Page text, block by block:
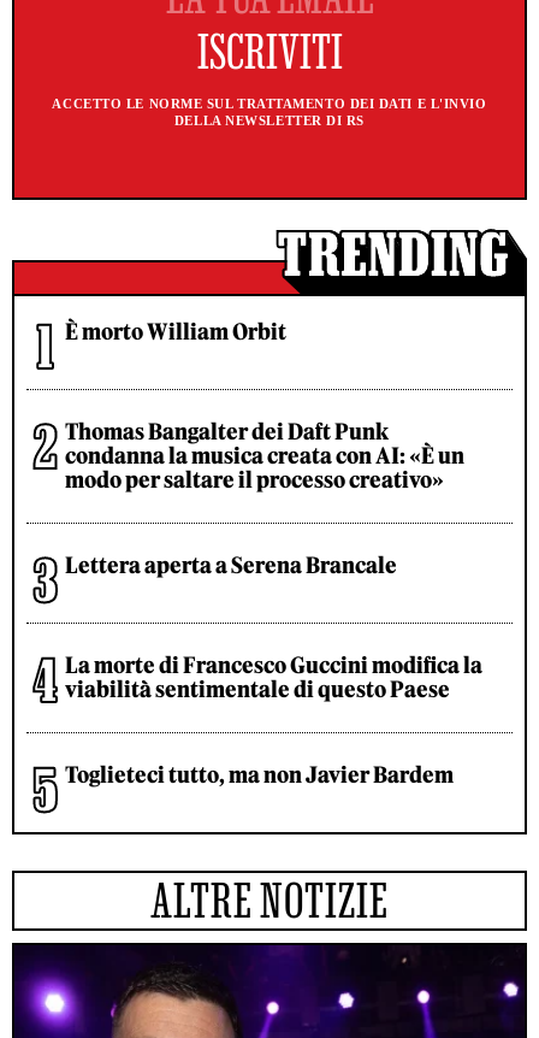
ACCETTO LE NORME SUL TRATTAMENTO DEI DATI E L'INVIO
DELLA NEWSLETTER DI RS
È morto William Orbit
Thomas Bangalter dei Daft Punk
condanna la musica creata con AI: «È un
modo per saltare il processo creativo»
Lettera aperta a Serena Brancale
La morte di Francesco Guccini modifica la
viabilità sentimentale di questo Paese
Toglieteci tutto, ma non Javier Bardem
ALTRE NOTIZIE